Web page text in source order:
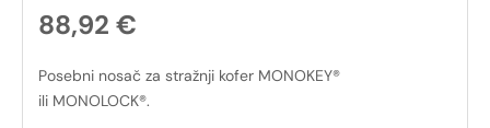
88,92 €
Posebni nosač za stražnji kofer MONOKEY®
ili MONOLOCK®.